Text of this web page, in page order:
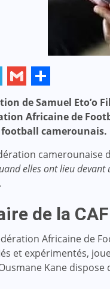
Gmail
Share
de Samuel Eto’o
Africaine de
camerounais.
camerounaise
elles ont lieu devant
de la CAF
Africaine de
et expérimentés,
Kane